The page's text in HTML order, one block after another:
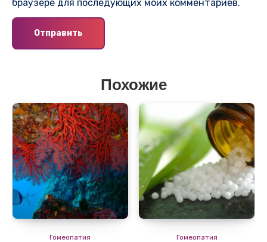
браузере для последующих моих комментариев.
Похожие
Гомеопатия Гомеопатия